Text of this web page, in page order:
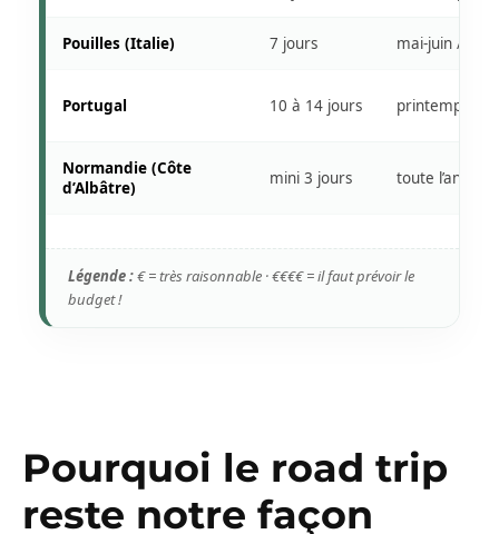
Pouilles (Italie) 7 jours mai-juin /
Portugal 10 à 14 jours printemps /
Normandie (Côte
d’Albâtre)
mini 3 jours toute l’année
Légende :€ = très raisonnable · €€€€ = il faut prévoir le
budget !
Pourquoi le road trip
reste notre façon